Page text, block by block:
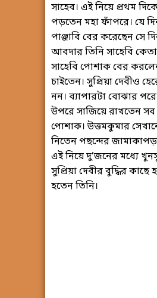
সাহেব। এই নিয়ে প্রথম
পড়তেন মহা ফাঁপরে। যে
পাঞ্জাবি বের করেছেন সে
আবদার তিনি সাহেবি
সাহেবি পোশাক বের
চাইতেন। সুপ্রিয়া দেবীও
নন। ব্যাপারটা বোঝার
উপরে সাজিয়ে রাখতেন
পোশাক। উত্তমকুমার
নিতেন পছন্দের
এই নিয়ে দু’জনের মধ্যে
সুপ্রিয়া দেবীর বুদ্ধির কাছে
হতেন তিনি।